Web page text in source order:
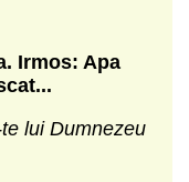
Irmos: Apa
lui Dumnezeu